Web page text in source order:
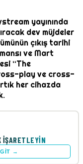
yayınında
dev müjdeler
çıkış tarihi
ve Mart
“The
play ve cross-
her cihazda
İŞARETLEYIN
→